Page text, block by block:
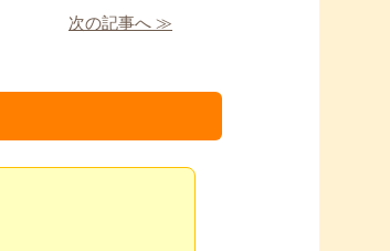
次の記事へ ≫